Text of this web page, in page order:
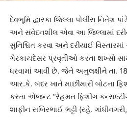
દેવભૂમિ દ્વારકા જિલ્લા પોલીસ નિતેશ
અને સંવેદનશીલ એવા આ જિલ્લામાં
સુનિશ્ચિત કરવા અને દરીયાઈ
ગેરકાયદેસર પ્રવૃતીઓ કરતા શખ્સો
ધરવામાં આવી છે. જેને અનુલક્ષીને તા.
આર.કે. બંદર ખાતે માછીમારી બોટના
કરતા એજન્ટ “રેહમત ફિશીંગ
શાફીન સબિરભાઈ ભટ્ટી (રહે.